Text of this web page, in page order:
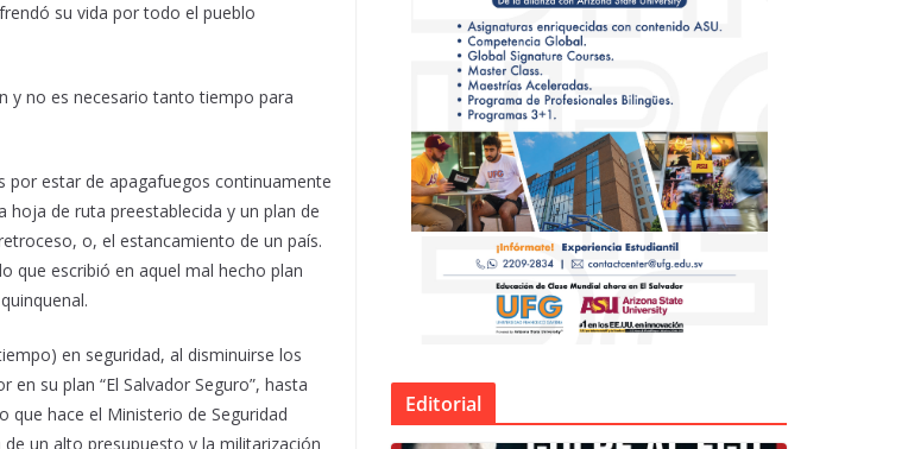
su vida por todo el pueblo
y no es necesario tanto tiempo para
estar de apagafuegos continuamente
de ruta preestablecida y un plan de
o, el estancamiento de un país.
que escribió en aquel mal hecho plan
en seguridad, al disminuirse los
su plan “El Salvador Seguro”, hasta
que hace el Ministerio de Seguridad
un alto presupuesto y la militarización
Editorial